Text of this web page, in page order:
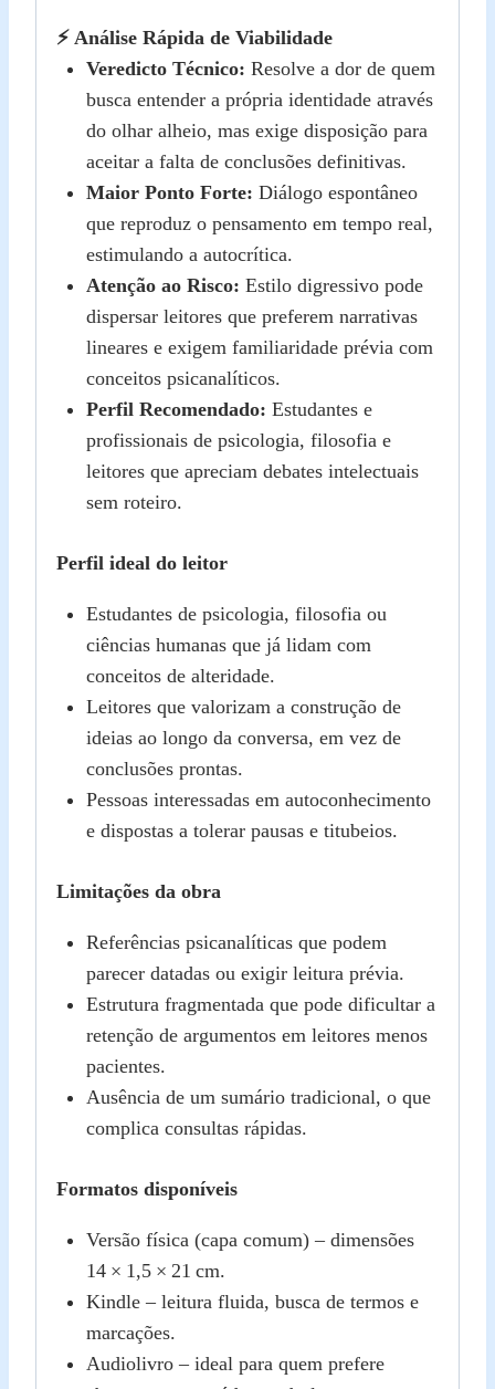
⚡ Análise Rápida de Viabilidade
Veredicto Técnico: Resolve a dor de quem
busca entender a própria identidade através
do olhar alheio, mas exige disposição para
aceitar a falta de conclusões definitivas.
Maior Ponto Forte: Diálogo espontâneo
que reproduz o pensamento em tempo real,
estimulando a autocrítica.
Atenção ao Risco: Estilo digressivo pode
dispersar leitores que preferem narrativas
lineares e exigem familiaridade prévia com
conceitos psicanalíticos.
Perfil Recomendado: Estudantes e
profissionais de psicologia, filosofia e
leitores que apreciam debates intelectuais
sem roteiro.
Perfil ideal do leitor
Estudantes de psicologia, filosofia ou
ciências humanas que já lidam com
conceitos de alteridade.
Leitores que valorizam a construção de
ideias ao longo da conversa, em vez de
conclusões prontas.
Pessoas interessadas em autoconhecimento
e dispostas a tolerar pausas e titubeios.
Limitações da obra
Referências psicanalíticas que podem
parecer datadas ou exigir leitura prévia.
Estrutura fragmentada que pode dificultar a
retenção de argumentos em leitores menos
pacientes.
Ausência de um sumário tradicional, o que
complica consultas rápidas.
Formatos disponíveis
Versão física (capa comum) – dimensões
14 × 1,5 × 21 cm.
Kindle – leitura fluida, busca de termos e
marcações.
Audiolivro – ideal para quem prefere